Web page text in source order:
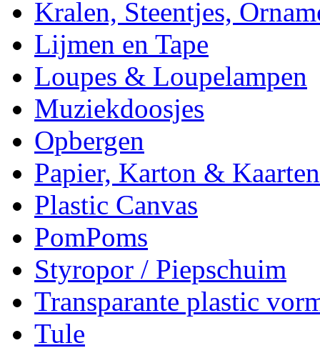
Kralen, Steentjes,
Lijmen en Tape
Loupes & Loupelampen
Muziekdoosjes
Opbergen
Papier, Karton & Kaarten
Plastic Canvas
PomPoms
Styropor / Piepschuim
Transparante plastic
Tule